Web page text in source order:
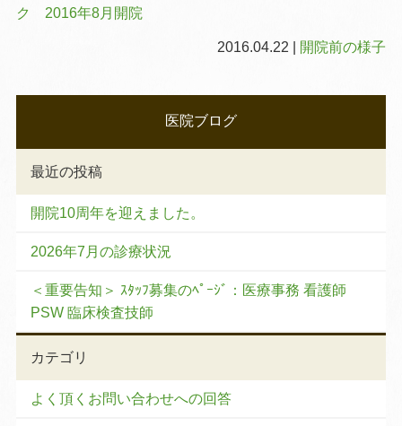
ク 2016年8月開院
2016.04.22 | 開院前の様子
医院ブログ
最近の投稿
開院10周年を迎えました。
2026年7月の診療状況
＜重要告知＞ ｽﾀｯﾌ募集のﾍﾟｰｼﾞ：医療事務 看護師
PSW 臨床検査技師
カテゴリ
よく頂くお問い合わせへの回答